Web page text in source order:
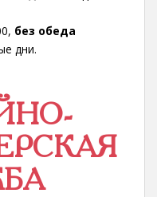
без обеда
дни.